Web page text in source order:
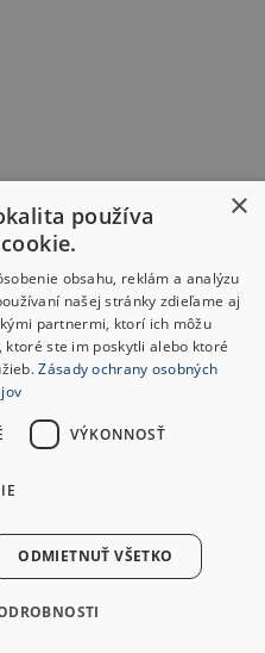
×
používa
obsahu, reklám a analýzu
našej stránky zdieľame aj
partnermi, ktorí ich môžu
ste im poskytli alebo ktoré
Zásady ochrany osobných
VÝKONNOSŤ
ODMIETNUŤ VŠETKO